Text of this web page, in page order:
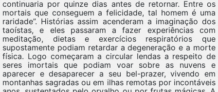
continuaria por quinze dias antes de retornar. Entre os
mortais que conseguem a felicidade, tal homem é uma
raridade”. Histórias assim acenderam a imaginação dos
taoístas, e eles passaram a fazer experiências com
meditação, dietas e exercícios respiratórios que
supostamente podiam retardar a degeneração e a morte
física. Logo começaram a circular lendas a respeito de
seres imortais que podiam voar sobre as nuvens e
aparecer e desaparecer a seu bel-prazer, vivendo em
montanhas sagradas ou em ilhas remotas por incontáveis